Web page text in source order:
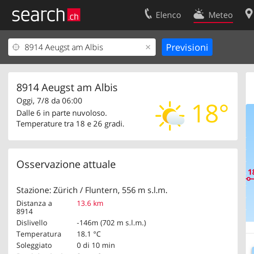
Elenco Meteo
8914 Aeugst am Albis
18°
Oggi, 7/8 da 06:00
Dalle 6 in parte nuvoloso.
Temperature tra 18 e 26 gradi.
Osservazione attuale
Stazione: Zürich / Fluntern, 556 m s.l.m.
Distanza a
8914
13.6 km
Dislivello
-146m (702 m s.l.m.)
Temperatura
18.1 °C
Soleggiato
0 di 10 min
Il vostro profolio
Area clienti
Contatti
Condizioni d’uso